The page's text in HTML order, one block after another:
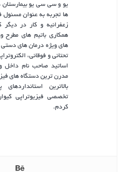
یو و سی سی یو
ها تجربه به عنوان مسئول
زعفرانیه و کار در
همکاری باتیم های مطرح
های ویژه درمان های
تحتانی و فوقانی،
اساتید صاحب نام داخل
مدرن ترین دستگاه های
بالاترین
تخصصی فیزیوتراپی
کردم.